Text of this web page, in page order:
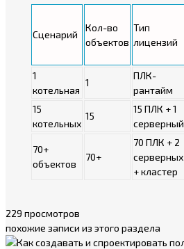
Сценарий
Кол-во
объектов
Тип
лицензий
1
котельная
1
ПЛК-
рантайм
15
котельных
15
15 ПЛК + 1
серверный
70+
объектов
70+
70 ПЛК + 2
серверных
+ кластер
229 просмотров
похожие записи из этого раздела